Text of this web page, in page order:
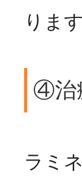
ります
④治
ラミ